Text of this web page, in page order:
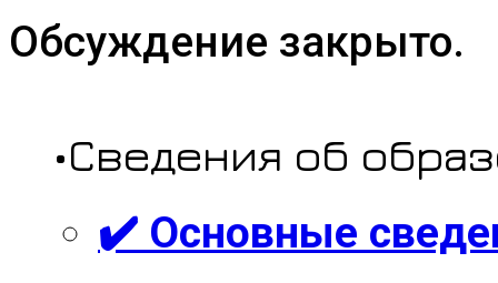
Обсуждение закрыто.
•Сведения об
✔️ Основные